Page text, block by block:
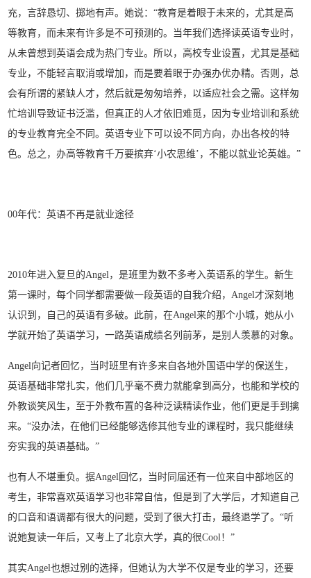
充，言辞恳切、掷地有声。她说：“教育是着眼于未来的，尤其是高
等教育，而未来有许多是不可预测的。当年我们选择读英语专业时，
从未曾想到英语会成为热门专业。所以，高校专业设置，尤其是基础
专业，不能轻言取消或增加，而是要着眼于办强办优办精。否则，总
会有所谓的紧缺人才，然后就是匆匆培养，以适应社会之需。这样匆
忙培训导致证书泛滥，但真正的人才依旧难觅，因为专业培训和系统
的专业教育完全不同。英语专业下可以设不同方向，办出各校的特
色。总之，办高等教育千万要摈弃‘小农思维’，不能以就业论英雄。”
00年代：英语不再是就业途径
2010年进入复旦的Angel，是班里为数不多考入英语系的学生。新生
第一课时，每个同学都需要做一段英语的自我介绍，Angel才深刻地
认识到，自己的英语有多破。此前，在Angel来的那个小城，她从小
学就开始了英语学习，一路英语成绩名列前茅，是别人羡慕的对象。
Angel向记者回忆，当时班里有许多来自各地外国语中学的保送生，
英语基础非常扎实，他们几乎毫不费力就能拿到高分，也能和学校的
外教谈笑风生，至于外教布置的各种泛读精读作业，他们更是手到擒
来。“没办法，在他们已经能够选修其他专业的课程时，我只能继续
夯实我的英语基础。”
也有人不堪重负。据Angel回忆，当时同届还有一位来自中部地区的
考生，非常喜欢英语学习也非常自信，但是到了大学后，才知道自己
的口音和语调都有很大的问题，受到了很大打击，最终退学了。“听
说她复读一年后，又考上了北京大学，真的很Cool！”
其实Angel也想过别的选择，但她认为大学不仅是专业的学习，还要